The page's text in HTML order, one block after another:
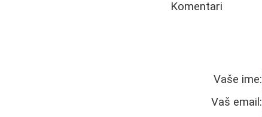
Komentari
Vaše ime:
Vaš email: